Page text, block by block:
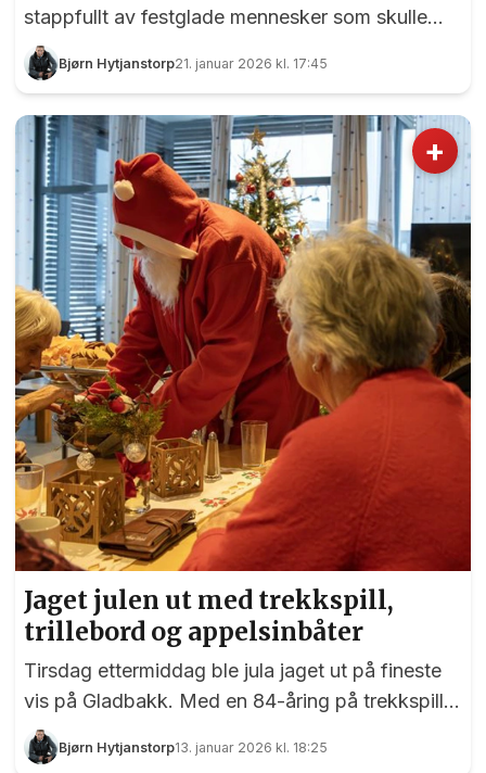
stappfullt av festglade mennesker som skulle
markere 25-årsdagen til det fantastiske
miljøsenteret for eldre midt i hjertet av Råholt.
uforglemmelig allsangkonsert fra klokken 13:40,
ble jubileumsmarkeringen en varm feiring av et
senter som har betydd enormt for
lokalsamfunnet i søndre del av kommunen.
Bjørn Hytjanstorp21. januar 2026 kl. 17:45
+
Jaget julen ut med trekkspill,
trillebord og appelsinbåter
Tirsdag ettermiddag ble jula jaget ut på fineste
vis på Gladbakk. Med en 84-åring på trekkspill,
nisse med trillebord og gang rundt juletreet fikk
vi det synlige beviset på at den beste gleden
Bjørn Hytjanstorp13. januar 2026 kl. 18:25